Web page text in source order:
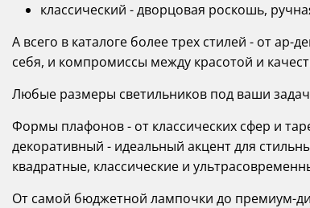
классический - дворцовая роскошь,
А всего в каталоге более трех стилей - от
себя, и компромиссы между красотой и
Любые размеры светильников под ваши
Формы плафонов - от классических сфер и
декоративный - идеальный акцент для
квадратные, классические и
От самой бюджетной лампочки до премиум-